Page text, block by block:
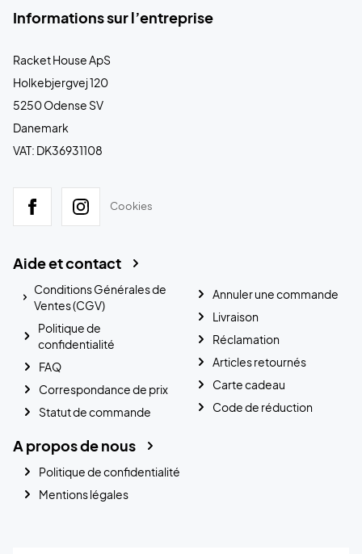
Informations sur l’entreprise
Racket House ApS
Holkebjergvej 120
5250 Odense SV
Danemark
VAT: DK36931108
Cookies
Aide et contact
Conditions Générales de
Ventes (CGV)
Politique de
confidentialité
FAQ
Correspondance de prix
Statut de commande
Annuler une commande
Livraison
Réclamation
Articles retournés
Carte cadeau
Code de réduction
A propos de nous
Politique de confidentialité
Mentions légales